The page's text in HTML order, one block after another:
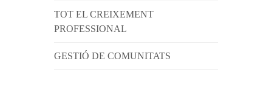
TOT EL CREIXEMENT
PROFESSIONAL
GESTIÓ DE COMUNITATS